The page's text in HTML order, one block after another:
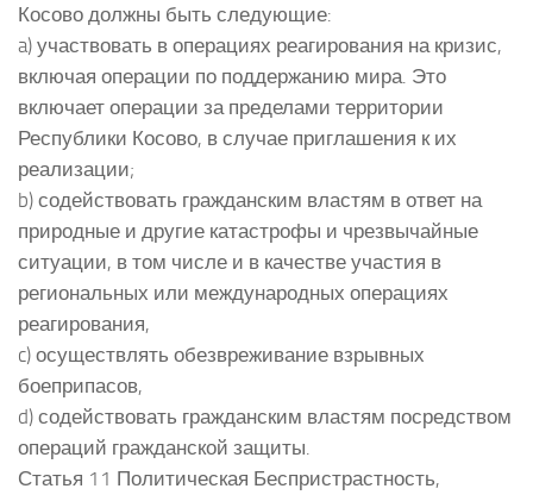
Косово должны быть следующие:
a) участвовать в операциях реагирования на кризис,
включая операции по поддержанию мира. Это
включает операции за пределами территории
Республики Косово, в случае приглашения к их
реализации;
b) содействовать гражданским властям в ответ на
природные и другие катастрофы и чрезвычайные
ситуации, в том числе и в качестве участия в
региональных или международных операциях
реагирования,
c) осуществлять обезвреживание взрывных
боеприпасов,
d) содействовать гражданским властям посредством
операций гражданской защиты.
Статья 11 Политическая Беспристрастность,